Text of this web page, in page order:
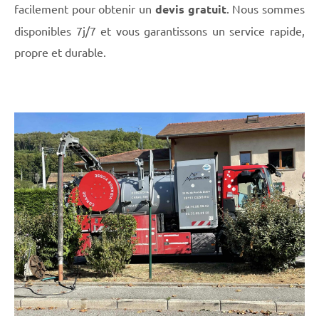
facilement pour obtenir un devis gratuit. Nous sommes
disponibles 7j/7 et vous garantissons un service rapide,
propre et durable.